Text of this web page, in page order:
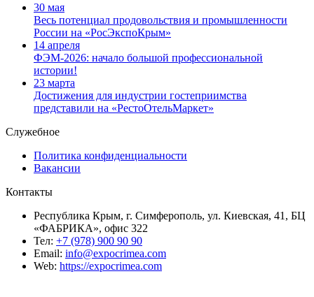
30 мая
Весь потенциал продовольствия и промышленности
России на «РосЭкспоКрым»
14 апреля
ФЭМ-2026: начало большой профессиональной
истории!
23 марта
Достижения для индустрии гостеприимства
представили на «РестоОтельМаркет»
Служебное
Политика конфиденциальности
Вакансии
Контакты
Республика Крым, г. Симферополь, ул. Киевская, 41, БЦ
«ФАБРИКА», офис 322
Тел: +7 (978) 900 90 90
Email: info@expocrimea.com
Web: https://expocrimea.com